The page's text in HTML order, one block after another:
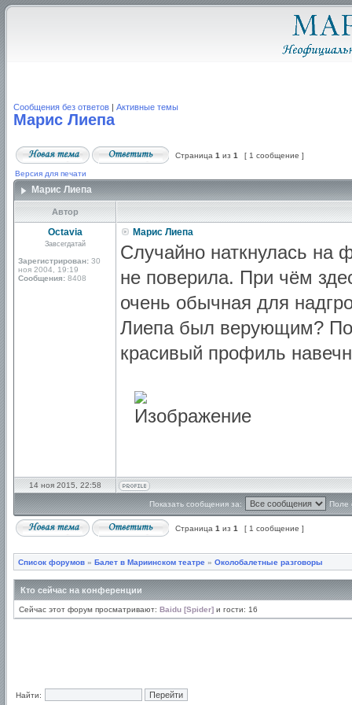
Сообщения без ответов | Активные темы
Марис Лиепа
Страница 1 из 1 [ 1 сообщение ]
Версия для печати
Марис Лиепа
Автор
Octavia
Завсегдатай
Зарегистрирован: 30
ноя 2004, 19:19
Сообщения: 8408
Марис Лиепа
Случайно наткнулась на
не поверила. При чём
очень обычная для
Лиепа был верующим?
красивый профиль
14 ноя 2015, 22:58
Показать сообщения за: Поле
Страница 1 из 1 [ 1 сообщение ]
Список форумов » Балет в Мариинском театре » Околобалетные разговоры
Кто сейчас на конференции
Сейчас этот форум просматривают: Baidu [Spider] и гости: 16
Найти: